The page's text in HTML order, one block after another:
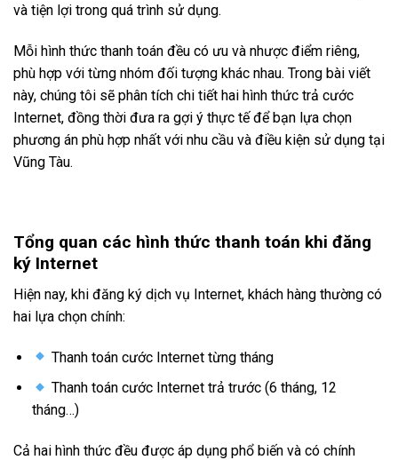
và tiện lợi trong quá trình sử dụng.
Mỗi hình thức thanh toán đều có ưu và nhược điểm riêng,
phù hợp với từng nhóm đối tượng khác nhau. Trong bài viết
này, chúng tôi sẽ phân tích chi tiết hai hình thức trả cước
Internet, đồng thời đưa ra gợi ý thực tế để bạn lựa chọn
phương án phù hợp nhất với nhu cầu và điều kiện sử dụng tại
Vũng Tàu.
Tổng quan các hình thức thanh toán khi đăng
ký Internet
Hiện nay, khi đăng ký dịch vụ Internet, khách hàng thường có
hai lựa chọn chính:
Thanh toán cước Internet từng tháng
Thanh toán cước Internet trả trước (6 tháng, 12
tháng…)
Cả hai hình thức đều được áp dụng phổ biến và có chính